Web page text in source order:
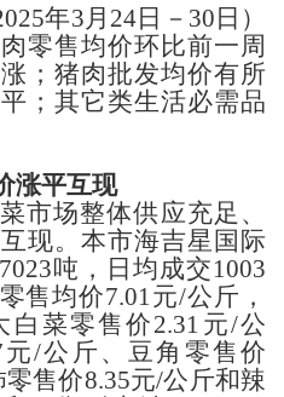
年3月 24日－ 30 日）
零售均价环比前一周
； 猪肉批发均价有所
； 其它类生活必需品
涨平互现
市场整体供应充足、
现。本市海吉星国际
7023吨，日均成交1003
售均价7.01元/公斤，
白菜零售价2.31 元/公
元/公斤、豆角零售价
售价8.35元/公斤和辣